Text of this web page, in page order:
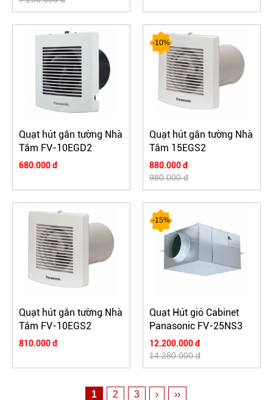
Quạt hút gắn tường Nhà
Tắm FV-10EGD2
680.000 đ
-10%
Quạt hút gắn tường Nhà
Tắm 15EGS2
880.000 đ
980.000 đ
Quạt hút gắn tường Nhà
Tắm FV-10EGS2
810.000 đ
-15%
Quạt Hút gió Cabinet
Panasonic FV-25NS3
12.200.000 đ
14.280.000 đ
1 2 3 › ››